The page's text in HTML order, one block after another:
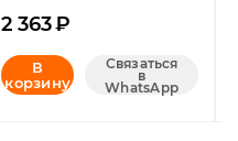
2 363₽
В
корзину
Связаться
в
WhatsApp